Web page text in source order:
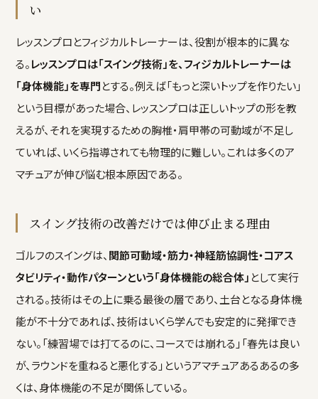
い
レッスンプロとフィジカルトレーナーは、役割が根本的に異な
る。レッスンプロは「スイング技術」を、フィジカルトレーナーは
「身体機能」を専門とする。例えば「もっと深いトップを作りたい」
という目標があった場合、レッスンプロは正しいトップの形を教
えるが、それを実現するための胸椎・肩甲帯の可動域が不足し
ていれば、いくら指導されても物理的に難しい。これは多くのア
マチュアが伸び悩む根本原因である。
スイング技術の改善だけでは伸び止まる理由
ゴルフのスイングは、 関節可動域・筋力・神経筋協調性・コアス
タビリティ・動作パターンという「身体機能の総合体」 として実行
される。技術はその上に乗る最後の層であり、土台となる身体機
能が不十分であれば、技術はいくら学んでも安定的に発揮でき
ない。「練習場では打てるのに、コースでは崩れる」「春先は良い
が、ラウンドを重ねると悪化する」というアマチュアあるあるの多
くは、身体機能の不足が関係している。